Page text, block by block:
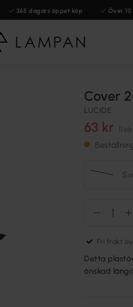
365 dagars öppet köp Över
Cover
LUCIDE
63 kr Rek.
Fri frakt
Detta
önskad